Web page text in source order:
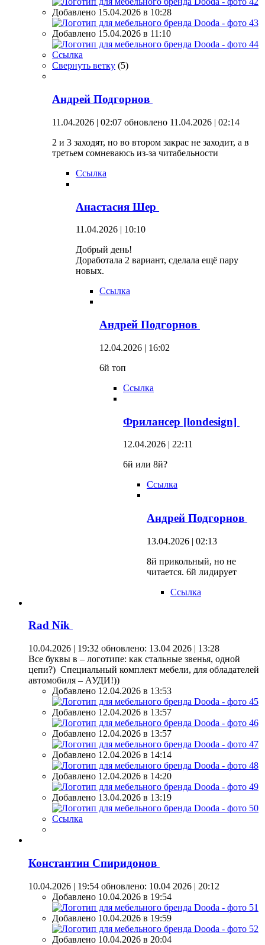
Добавлено 15.04.2026 в 10:28
Добавлено 15.04.2026 в 11:10
Ссылка
Свернуть ветку (5)
Андрей Подгорнов
11.04.2026 | 02:07 обновлено 11.04.2026 | 02:14
2 и 3 заходят, но во втором закрас не заходит, а в
третьем сомневаюсь из-за читабельности
Ссылка
Анастасия Шер
11.04.2026 | 10:10
Добрый день!
Доработала 2 вариант, сделала ещё пару
новых.
Ссылка
Андрей Подгорнов
12.04.2026 | 16:02
6й топ
Ссылка
Фрилансер [londesign]
12.04.2026 | 22:11
6й или 8й?
Ссылка
Андрей Подгорнов
13.04.2026 | 02:13
8й прикольный, но не
читается. 6й лидирует
Ссылка
Rad Nik
10.04.2026 | 19:32 обновлено: 13.04 2026 | 13:28
Все буквы в – логотипе: как стальные звенья, одной
цепи?) Специальный комплект мебели, для обладателей
автомобиля – АУДИ!))
Добавлено 12.04.2026 в 13:53
Добавлено 12.04.2026 в 13:57
Добавлено 12.04.2026 в 13:57
Добавлено 12.04.2026 в 14:14
Добавлено 12.04.2026 в 14:20
Добавлено 13.04.2026 в 13:19
Ссылка
Константин Спиридонов
10.04.2026 | 19:54 обновлено: 10.04 2026 | 20:12
Добавлено 10.04.2026 в 19:54
Добавлено 10.04.2026 в 19:59
Добавлено 10.04.2026 в 20:04